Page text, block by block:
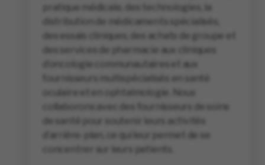
pratique médicale, des technologies, la
distribution de médicaments spécialisés,
des essais cliniques, des achats de groupe et
des services de pharmacie aux cliniques
d’oncologie communautaires et aux
fournisseurs multispécialisés en santé
oculaire et en ophtalmologie. Nous
collaborons avec des fournisseurs de soins
de santé pour soutenir leurs activités
d’arrière-plan, ce qui leur permet de se
concentrer sur leurs patients.